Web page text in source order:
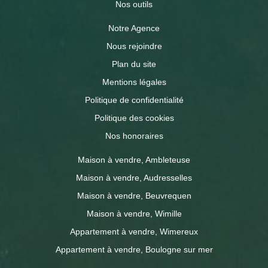
Nos outils
Notre Agence
Nous rejoindre
Plan du site
Mentions légales
Politique de confidentialité
Politique des cookies
Nos honoraires
Maison à vendre, Ambleteuse
Maison à vendre, Audresselles
Maison à vendre, Beuvrequen
Maison à vendre, Wimille
Appartement à vendre, Wimereux
Appartement à vendre, Boulogne sur mer